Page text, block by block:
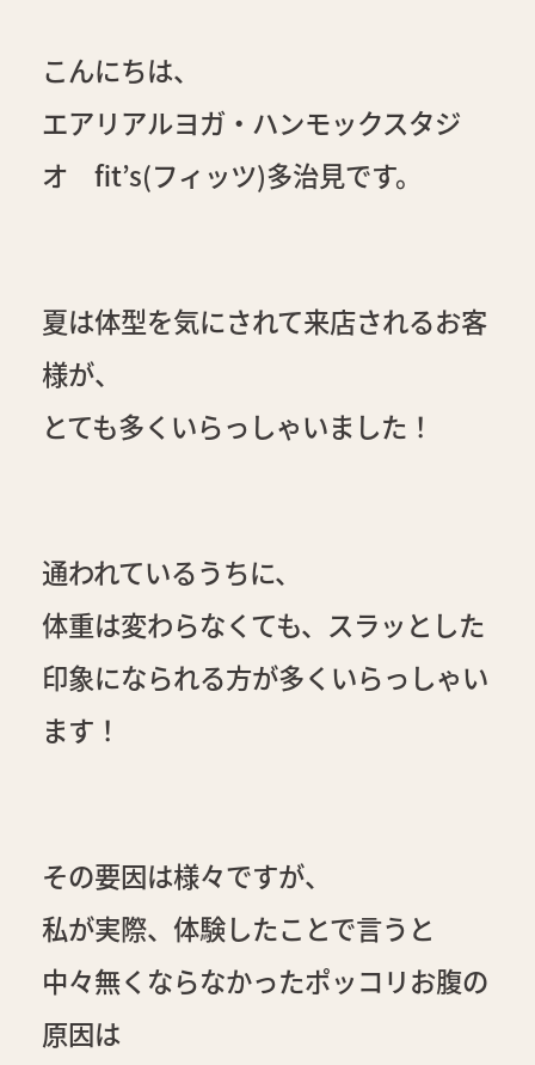
こんにちは、
エアリアルヨガ・ハンモックスタジ
オ fit’s(フィッツ)多治見です。
夏は体型を気にされて来店されるお客
様が、
とても多くいらっしゃいました！
通われているうちに、
体重は変わらなくても、スラッとした
印象になられる方が多くいらっしゃい
ます！
その要因は様々ですが、
私が実際、体験したことで言うと
中々無くならなかったポッコリお腹の
原因は